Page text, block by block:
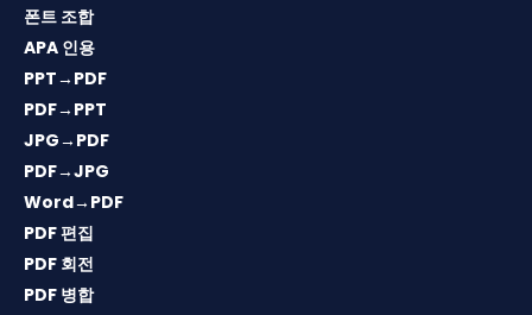
폰트 조합
APA 인용
PPT→PDF
PDF→PPT
JPG→PDF
PDF→JPG
Word→PDF
PDF 편집
PDF 회전
PDF 병합